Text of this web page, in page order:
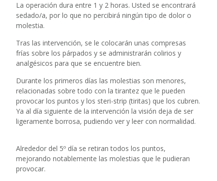
La operación dura entre 1 y 2 horas. Usted se encontrará
sedado/a, por lo que no percibirá ningún tipo de dolor o
molestia.
Tras las intervención, se le colocarán unas compresas
frías sobre los párpados y se administrarán colirios y
analgésicos para que se encuentre bien.
Durante los primeros días las molestias son menores,
relacionadas sobre todo con la tirantez que le pueden
provocar los puntos y los steri-strip (tiritas) que los cubren.
Ya al día siguiente de la intervención la visión deja de ser
ligeramente borrosa, pudiendo ver y leer con normalidad.
Alrededor del 5º día se retiran todos los puntos,
mejorando notablemente las molestias que le pudieran
provocar.